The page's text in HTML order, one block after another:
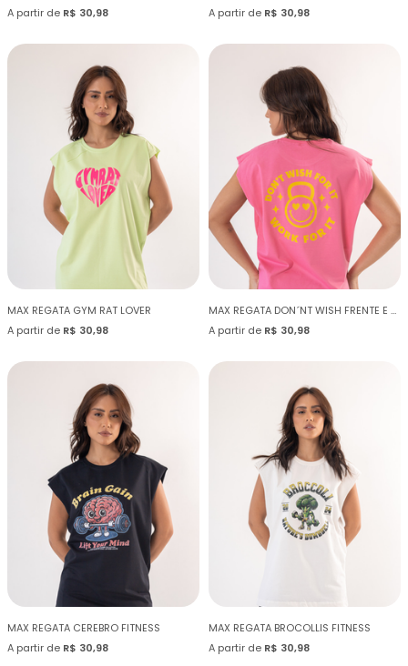
A partir de R$ 30,98
A partir de R$ 30,98
MAX REGATA GYM RAT LOVER
A partir de R$ 30,98
MAX REGATA DON´NT WISH FRENTE E COSTAS
A partir de R$ 30,98
MAX REGATA CEREBRO FITNESS
A partir de R$ 30,98
MAX REGATA BROCOLLIS FITNESS
A partir de R$ 30,98